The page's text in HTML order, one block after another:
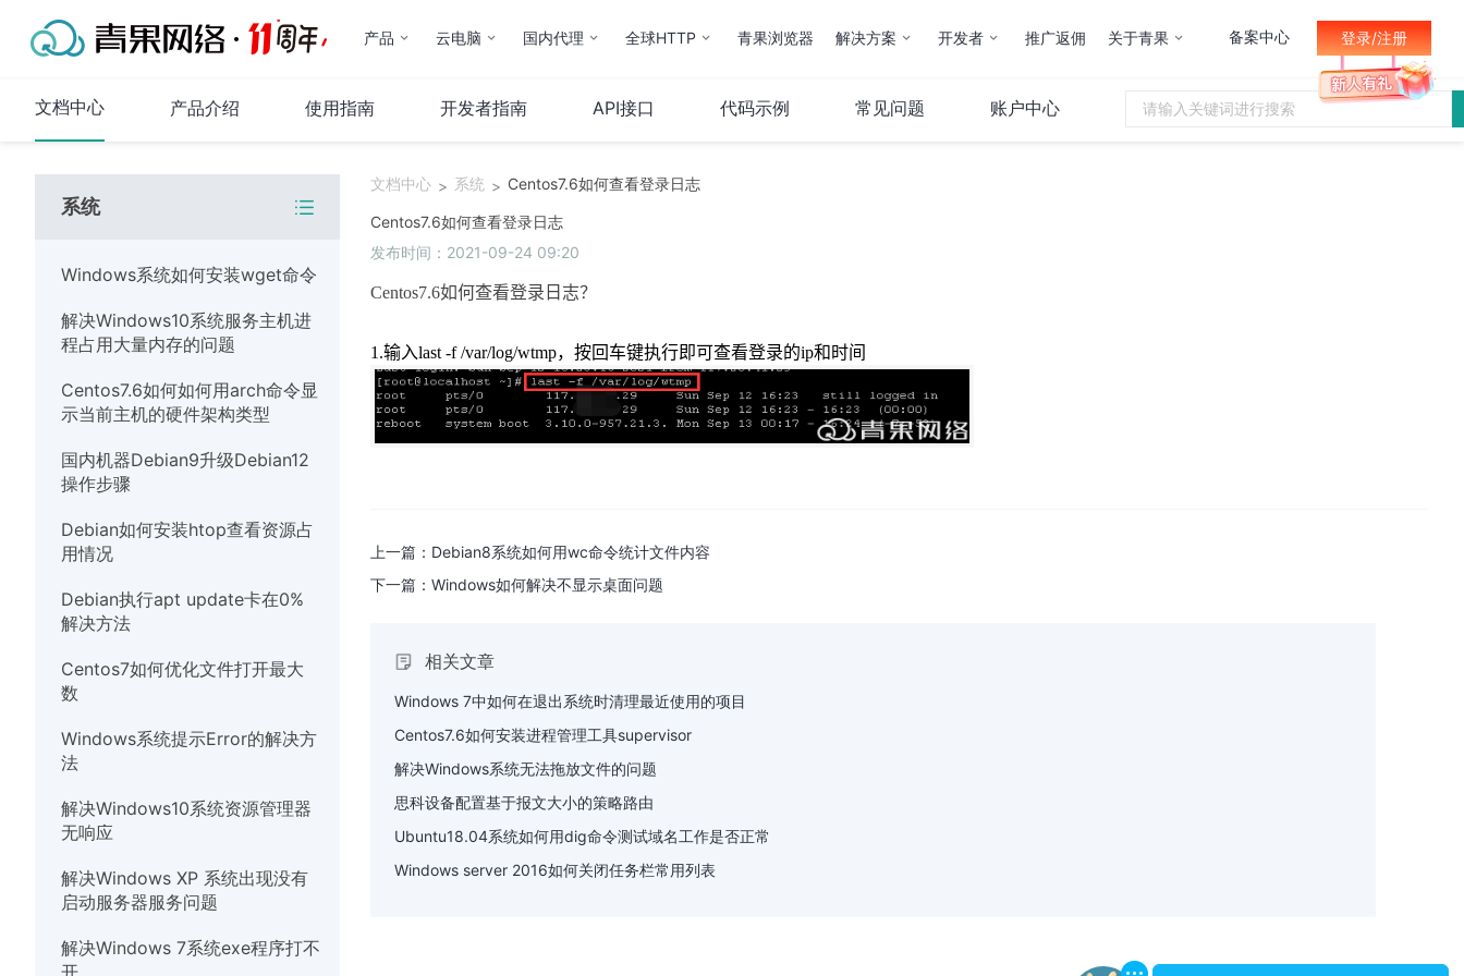
产品 云电脑 国内代理 全球HTTP 青果浏览器 解决方案 开发者 推广返佣 关于青果 备案中心 登录/注册
文档中心 产品介绍 使用指南 开发者指南 API接口 代码示例 常见问题 账户中心
系统 代理IP
产品介绍
使用指南
代码示例
运维指南 云市场
创宇信用
云授权
其他
Windows系统如何安装wget命令
解决Windows10系统服务主机进
程占用大量内存的问题
Centos7.6如何如何用arch命令显
示当前主机的硬件架构类型
国内机器Debian9升级Debian12
操作步骤
Debian如何安装htop查看资源占
用情况
Debian执行apt update卡在0%
解决方法
Centos7如何优化文件打开最大
数
Windows系统提示Error的解决方
法
解决Windows10系统资源管理器
无响应
解决Windows XP 系统出现没有
启动服务器服务问题
解决Windows 7系统exe程序打不
开
文档中心 > 系统 > Centos7.6如何查看登录日志
Centos7.6如何查看登录日志
发布时间：2021-09-24 09:20
Centos7.6如何查看登录日志？
1.输入last -f /var/log/wtmp，按回车键执行即可查看登录的ip和时间
上一篇： Debian8系统如何用wc命令统计文件内容
下一篇： Windows如何解决不显示桌面问题
相关文章
Windows 7中如何在退出系统时清理最近使用的项目
Centos7.6如何安装进程管理工具supervisor
解决Windows系统无法拖放文件的问题
思科设备配置基于报文大小的策略路由
Ubuntu18.04系统如何用dig命令测试域名工作是否正常
Windows server 2016如何关闭任务栏常用列表